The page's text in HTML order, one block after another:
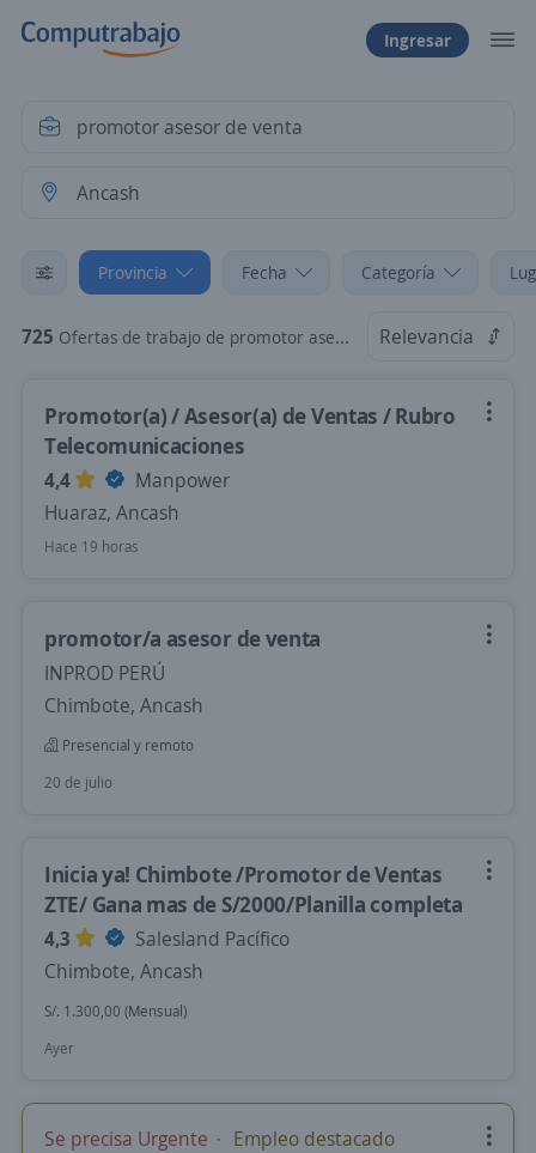
Ingresar
Provincia Fecha Categoría
725 Ofertas de trabajo de promotor asesor de venta en Ancash Relevancia
Promotor(a) / Asesor(a) de Ventas / Rubro
Telecomunicaciones
4,4
Manpower
Huaraz, Ancash
Hace 19 horas
promotor/a asesor de venta
INPROD PERÚ
Chimbote, Ancash
Presencial y remoto
20 de julio
Inicia ya! Chimbote /Promotor de Ventas
ZTE/ Gana mas de S/2000/Planilla completa
4,3
Salesland Pacífico
Chimbote, Ancash
S/. 1.300,00 (Mensual)
Ayer
Se precisa Urgente Empleo destacado